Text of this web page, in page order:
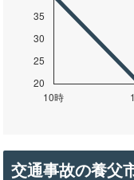
交通事故の養父